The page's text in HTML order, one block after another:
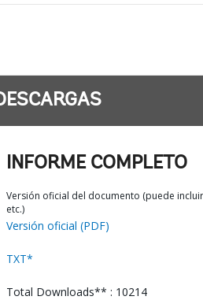
INFORME COMPLETO
Versión oficial del documento (puede
etc.)
Versión oficial (PDF)
TXT*
Total Downloads** : 10214